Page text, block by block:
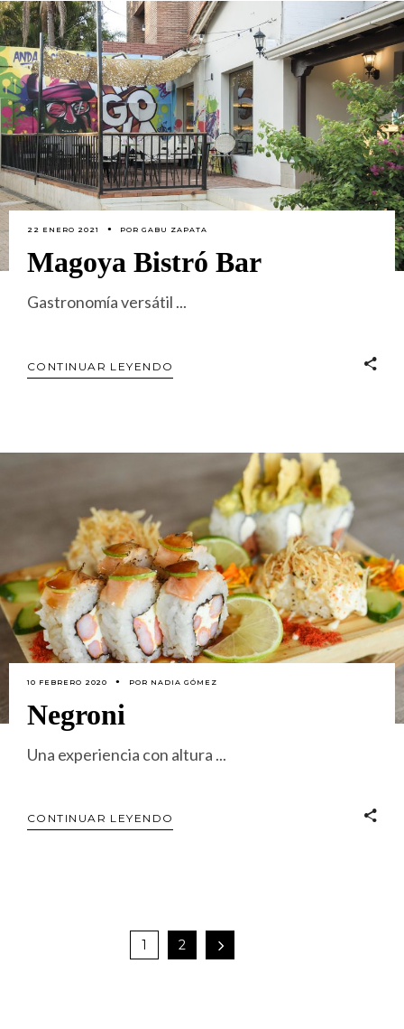
22 ENERO 2021 PORGABU ZAPATA
Magoya Bistró Bar
Gastronomía versátil
CONTINUAR LEYENDO
10 FEBRERO 2020 POR NADIA GÓMEZ
Negroni
Una experiencia con altura
CONTINUAR LEYENDO
1 2